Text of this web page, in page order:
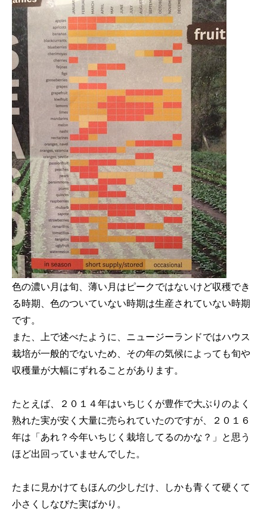
色の濃い月は旬、薄い月はピークではないけど収穫でき
る時期、色のついていない時期は生産されていない時期
です。
また、上で述べたように、ニュージーランドではハウス
栽培が一般的でないため、その年の気候によっても旬や
収穫量が大幅にずれることがあります。
たとえば、２０１４年はいちじくが豊作で大ぶりのよく
熟れた実が安く大量に売られていたのですが、２０１６
年は「あれ？今年いちじく栽培してるのかな？」と思う
ほど出回っていませんでした。
たまに見かけてもほんの少しだけ、しかも青くて硬くて
小さくしなびた実ばかり。